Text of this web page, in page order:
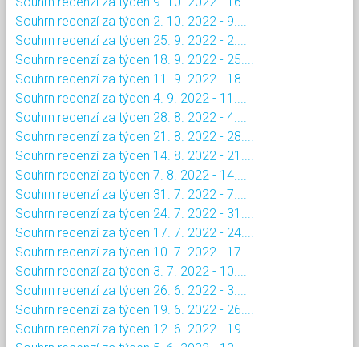
Souhrn recenzí za týden 2. 10. 2022 - 9....
Souhrn recenzí za týden 25. 9. 2022 - 2....
Souhrn recenzí za týden 18. 9. 2022 - 25....
Souhrn recenzí za týden 11. 9. 2022 - 18....
Souhrn recenzí za týden 4. 9. 2022 - 11....
Souhrn recenzí za týden 28. 8. 2022 - 4....
Souhrn recenzí za týden 21. 8. 2022 - 28....
Souhrn recenzí za týden 14. 8. 2022 - 21....
Souhrn recenzí za týden 7. 8. 2022 - 14....
Souhrn recenzí za týden 31. 7. 2022 - 7....
Souhrn recenzí za týden 24. 7. 2022 - 31....
Souhrn recenzí za týden 17. 7. 2022 - 24....
Souhrn recenzí za týden 10. 7. 2022 - 17....
Souhrn recenzí za týden 3. 7. 2022 - 10....
Souhrn recenzí za týden 26. 6. 2022 - 3....
Souhrn recenzí za týden 19. 6. 2022 - 26....
Souhrn recenzí za týden 12. 6. 2022 - 19....